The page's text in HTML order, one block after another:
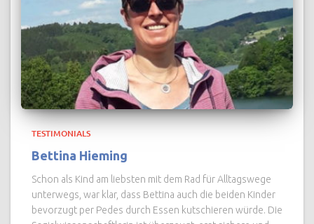
TESTIMONIALS
Bettina Hieming
Schon als Kind am liebsten mit dem Rad für Alltagswege
unterwegs, war klar, dass Bettina auch die beiden Kinder
bevorzugt per Pedes durch Essen kutschieren würde. Die